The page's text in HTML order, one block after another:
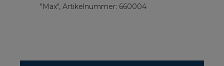
"Max", Artikelnummer: 660004